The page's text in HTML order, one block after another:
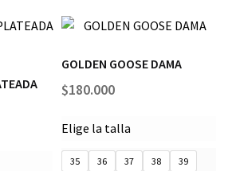
GOLDEN GOOSE DAMA
$180.000
Elige la talla
35 36 37 38 39